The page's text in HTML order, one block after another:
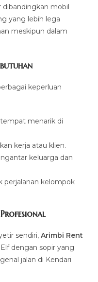
dibandingkan mobil
yang lebih lega
meskipun dalam
keperluan
menarik di
kerja atau klien.
keluarga dan
perjalanan kelompok
Profesional
sendiri,Arimbi Rent
dengan sopir yang
jalan di Kendari